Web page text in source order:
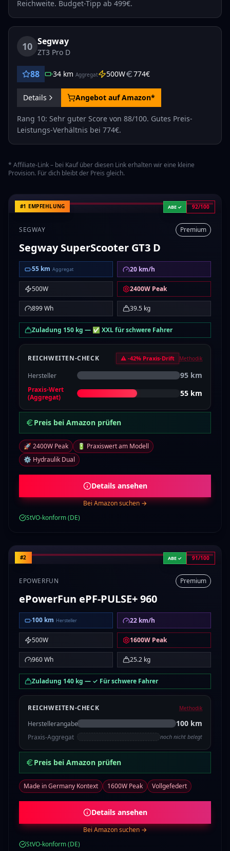
Reichweite. Budget-Tipp ab 499€.
10 Segway
ZT3 Pro D
88 34 km Aggregat 500W 774€
Details Angebot auf Amazon*
Rang 10: Sehr guter Score von 88/100. Gutes Preis-
Leistungs-Verhältnis bei 774€.
* Affiliate-Link – bei Kauf über diesen Link erhalten wir eine kleine
Provision. Für dich bleibt der Preis gleich.
#1 EMPFEHLUNG ABE ✓ 92/100
SEGWAY Premium
Segway SuperScooter GT3 D
55 km Aggregat 20 km/h
500W 2400W Peak
899Wh 39.5 kg
Zuladung 150 kg — ✅ XXL für schwere Fahrer
REICHWEITEN-CHECK ⚠ -42% Praxis-Drift Methodik
Hersteller 95 km
Praxis-Wert
(Aggregat)
55 km
Preis bei Amazon prüfen
🚀 2400W Peak
🔋 Praxiswert am Modell
⚙️ Hydraulik Dual
Details ansehen
Bei Amazon suchen →
StVO-konform (DE)
#2 ABE ✓ 91/100
EPOWERFUN Premium
ePowerFun ePF-PULSE+ 960
100 km Hersteller 22 km/h
500W 1600W Peak
960Wh 25.2 kg
Zuladung 140 kg — ✓ Für schwere Fahrer
REICHWEITEN-CHECK Methodik
Herstellerangabe 100 km
Praxis-Aggregat noch nicht belegt
Preis bei Amazon prüfen
Made in Germany Kontext 1600W Peak Vollgefedert
Details ansehen
Bei Amazon suchen →
StVO-konform (DE)